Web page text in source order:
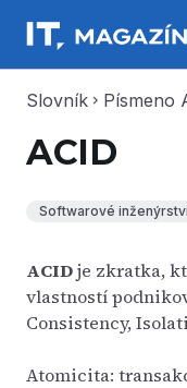
Slovník chevron_right Písmeno
ACID
Softwarové
ACIDje zkratka,
vlastností
Consistency,
Atomicita: